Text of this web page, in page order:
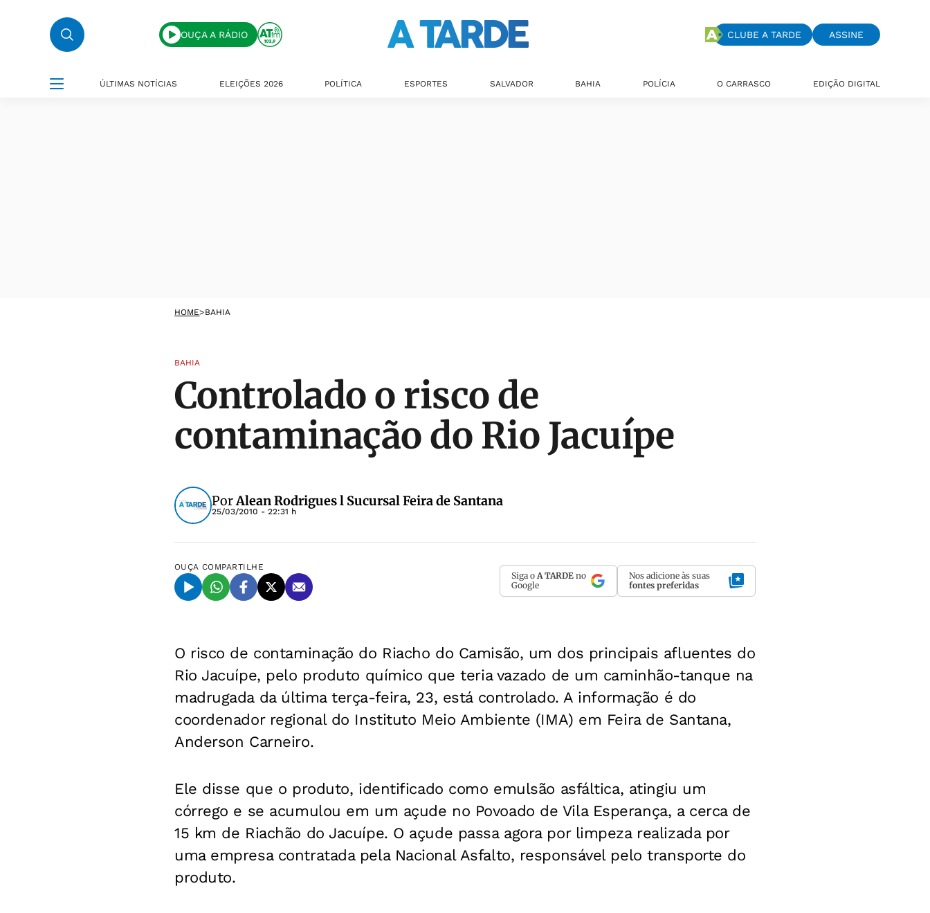
OUÇA A RÁDIO CLUBE A TARDE ASSINE
ÚLTIMAS NOTÍCIAS ELEIÇÕES 2026 POLÍTICA ESPORTES SALVADOR BAHIA POLÍCIA O CARRASCO EDIÇÃO DIGITAL
HOME>BAHIA
BAHIA
Controlado o risco de
contaminação do Rio Jacuípe
PorAlean Rodrigues l Sucursal Feira de Santana
25/03/2010 - 22:31 h
OUÇA COMPARTILHE
Siga o A TARDE no
Google
Nos adicione às suas
fontes preferidas
O risco de contaminação do Riacho do Camisão, um dos principais afluentes do
Rio Jacuípe, pelo produto químico que teria vazado de um caminhão-tanque na
madrugada da última terça-feira, 23, está controlado. A informação é do
coordenador regional do Instituto Meio Ambiente (IMA) em Feira de Santana,
Anderson Carneiro.
Ele disse que o produto, identificado como emulsão asfáltica, atingiu um
córrego e se acumulou em um açude no Povoado de Vila Esperança, a cerca de
15 km de Riachão do Jacuípe. O açude passa agora por limpeza realizada por
uma empresa contratada pela Nacional Asfalto, responsável pelo transporte do
produto.